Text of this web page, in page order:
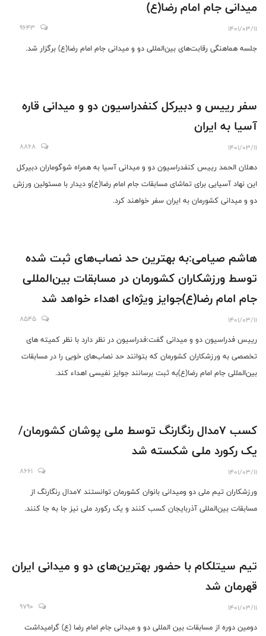
میدانی جام امام رضا(ع)
1401/03/11
9643
جلسه هماهنگی رقابت‌های بین‌المللی دو و میدانی جام امام رضا(ع) برگزار شد.
سفر رییس و دبیرکل کنفدراسیون دو و میدانی قاره
آسیا به ایران
1401/03/11
8868
دهلان الحمد رییس کنفدراسیون دو و میدانی آسیا به همراه شوگوماران دبیرکل
این نهاد آسیایی برای تماشای مسابقات جام امام رضا(ع)و دیدار با مسئولین ورزش
دو و میدانی کشورمان به ایران سفر خواهند کرد.
هاشم صیامی:به بهترین حد نصاب‌های ثبت شده
توسط ورزشکاران کشورمان در مسابقات بین‌المللی
جام امام رضا(ع)جوایز ویژه‌ای اهداء خواهد شد
1401/03/11
8545
رییس فدراسیون دو و میدانی گفت:فدراسیون در نظر دارد با نظر کمیته های
تخصصی به ورزشکاران کشورمان که بتوانند حد نصاب‌های خوبی را در مسابقات
بین‌المللی جام امام رضا(ع)به ثبت برسانند جوایز نفیسی اهداء کند.
کسب ۷مدال رنگارنگ توسط ملی پوشان کشورمان/
یک رکورد ملی شکسته شد
1401/03/11
8661
ورزشکاران تیم ملی دو ومیدانی بانوان کشورمان توانستند ۷مدال رنگارنگ از
مسابقات بین‌المللی آذربایجان کسب کنند و یک رکورد ملی نیز جا به جا کنند.
تیم سیتلکام با حضور بهترین‌های دو و میدانی ایران
قهرمان شد
1401/03/11
9790
دومین دوره از مسابقات بین المللی دو و میدانی جام امام رضا (ع) گرامیداشت